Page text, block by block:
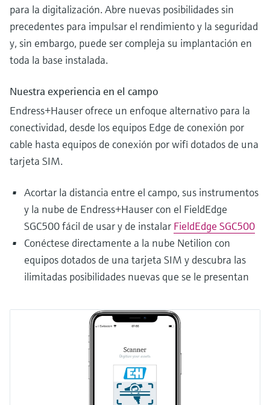
para la digitalización. Abre nuevas posibilidades sin
precedentes para impulsar el rendimiento y la seguridad
y, sin embargo, puede ser compleja su implantación en
toda la base instalada.
Nuestra experiencia en el campo
Endress+Hauser ofrece un enfoque alternativo para la
conectividad, desde los equipos Edge de conexión por
cable hasta equipos de conexión por wifi dotados de una
tarjeta SIM.
Acortar la distancia entre el campo, sus instrumentos
y la nube de Endress+Hauser con el FieldEdge
SGC500 fácil de usar y de instalar FieldEdge SGC500
Conéctese directamente a la nube Netilion con
equipos dotados de una tarjeta SIM y descubra las
ilimitadas posibilidades nuevas que se le presentan